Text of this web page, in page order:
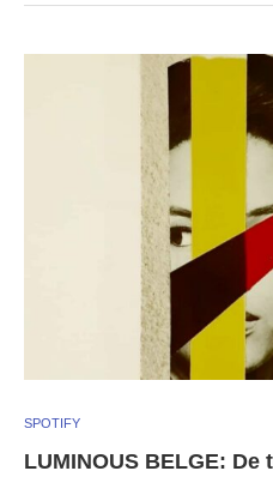
SPOTIFY
LUMINOUS BELGE: